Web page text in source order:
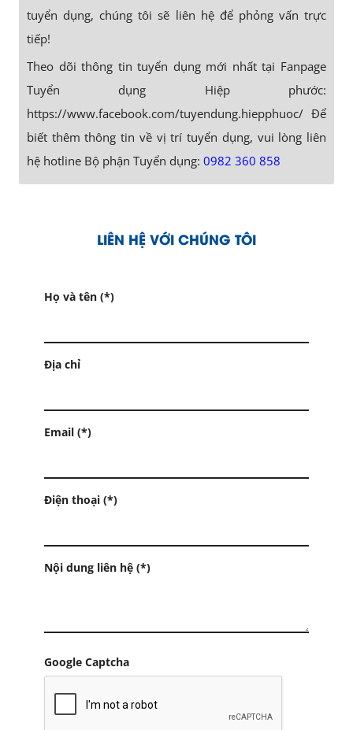
tuyển dụng, chúng tôi sẽ liên hệ để phỏng vấn trực
tiếp!
Theo dõi thông tin tuyển dụng mới nhất tại Fanpage
Tuyển dụng Hiệp phước:
https://www.facebook.com/tuyendung.hiepphuoc/ Để
biết thêm thông tin về vị trí tuyển dụng, vui lòng liên
hệ hotline Bộ phận Tuyển dụng: 0982 360 858
LIÊN HỆ VỚI CHÚNG TÔI
Họ và tên (*)
Địa chỉ
Email (*)
Điện thoại (*)
Nội dung liên hệ (*)
Google Captcha